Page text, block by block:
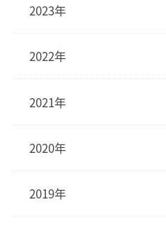
2023年
2022年
2021年
2020年
2019年